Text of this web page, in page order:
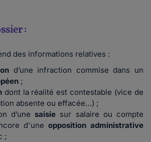
:
des informations relatives :
d’une infraction commise dans un
;
dont la réalité est contestable (vice de
absente ou effacée…) ;
d’une saisie sur salaire ou compte
d'une opposition administrative
;